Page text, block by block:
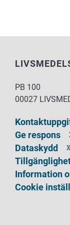
PB 100
00027
Ge respons
Dataskydd
Information
Cookie